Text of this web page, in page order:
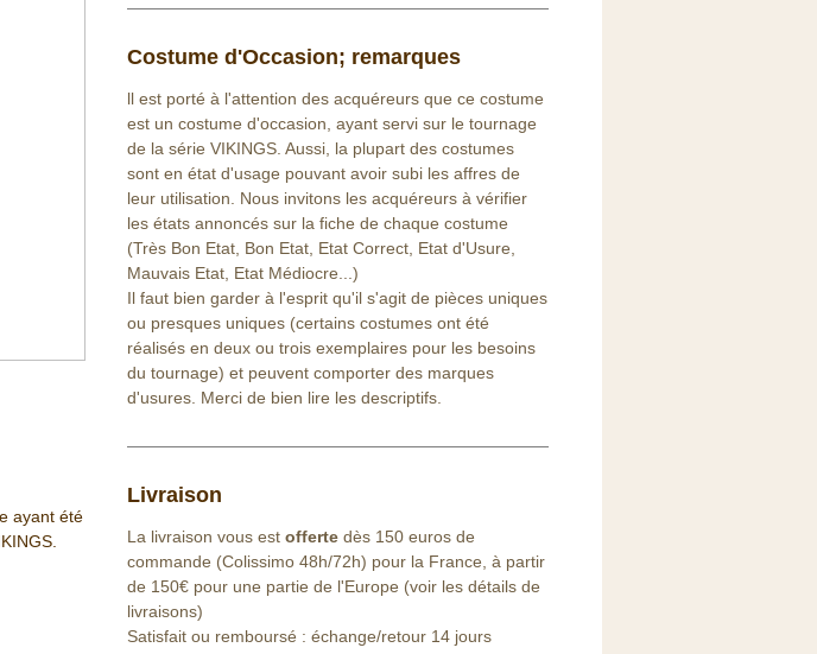
ayant été
Costume d'Occasion; remarques
ll est porté à l'attention des acquéreurs que ce costume
est un costume d'occasion, ayant servi sur le tournage
de la série VIKINGS. Aussi, la plupart des costumes
sont en état d'usage pouvant avoir subi les affres de
leur utilisation. Nous invitons les acquéreurs à vérifier
les états annoncés sur la fiche de chaque costume
(Très Bon Etat, Bon Etat, Etat Correct, Etat d'Usure,
Mauvais Etat, Etat Médiocre...)
Il faut bien garder à l'esprit qu'il s'agit de pièces uniques
ou presques uniques (certains costumes ont été
réalisés en deux ou trois exemplaires pour les besoins
du tournage) et peuvent comporter des marques
d'usures. Merci de bien lire les descriptifs.
Livraison
La livraison vous est offerte dès 150 euros de
commande (Colissimo 48h/72h) pour la France, à partir
de 150€ pour une partie de l'Europe (voir les détails de
livraisons)
Satisfait ou remboursé : échange/retour 14 jours